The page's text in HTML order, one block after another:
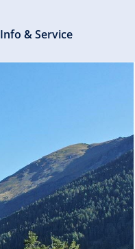
Info & Service